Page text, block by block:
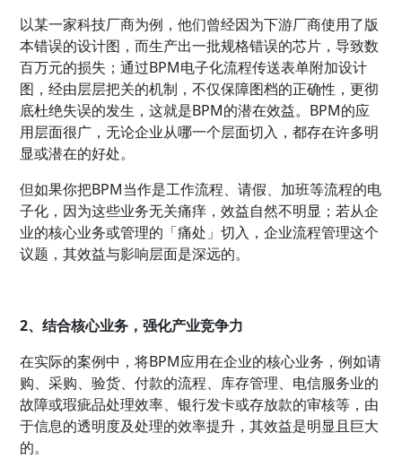
以某一家科技厂商为例，他们曾经因为下游厂商使用了版
本错误的设计图，而生产出一批规格错误的芯片，导致数
百万元的损失；通过BPM电子化流程传送表单附加设计
图，经由层层把关的机制，不仅保障图档的正确性，更彻
底杜绝失误的发生，这就是BPM的潜在效益。BPM的应
用层面很广，无论企业从哪一个层面切入，都存在许多明
显或潜在的好处。
但如果你把BPM当作是工作流程、请假、加班等流程的电
子化，因为这些业务无关痛痒，效益自然不明显；若从企
业的核心业务或管理的「痛处」切入，企业流程管理这个
议题，其效益与影响层面是深远的。
2、结合核心业务，强化产业竞争力
在实际的案例中，将BPM应用在企业的核心业务，例如请
购、采购、验货、付款的流程、库存管理、电信服务业的
故障或瑕疵品处理效率、银行发卡或存放款的审核等，由
于信息的透明度及处理的效率提升，其效益是明显且巨大
的。